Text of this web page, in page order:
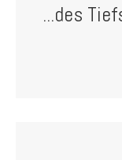
...des